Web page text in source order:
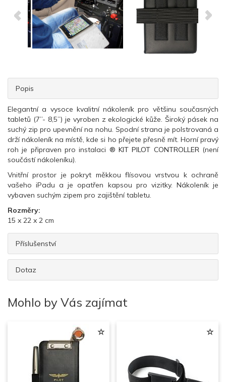
Popis
Elegantnía vysoce kvalitní nákoleník pro většinu současných
tabletů (7”- 8,5”) je vyroben z ekologické kůže. Široký pásek na
suchý zip pro upevnění na nohu. Spodní strana je polstrovaná a
drží nákoleník na místě, kde si ho přejete přesně mít. Horní pravý
roh je připraven pro instalaci ® KIT PILOT CONTROLLER(není
součástí nákoleníku).
Vnitřní prostor je pokryt měkkou flísovou vrstvou k ochraně
vašeho iPadu a je opatřen kapsou pro vizitky. Nákoleník je
vybaven suchým zipem pro zajištění tabletu.
Rozměry:
15 x 22 x 2 cm
Příslušenství
Dotaz
Mohlo by Vás zajímat